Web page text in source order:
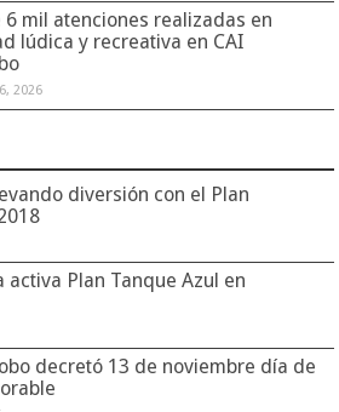
6 mil atenciones realizadas en
lúdica y recreativa en CAI
2026
diversión con el Plan
activa Plan Tanque Azul en
decretó 13 de noviembre día de